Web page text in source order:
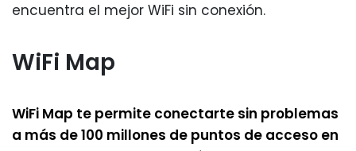
encuentra el mejor WiFi sin conexión.
WiFi Map
WiFi Map te permite conectarte sin problemas
a más de 100 millones de puntos de acceso en